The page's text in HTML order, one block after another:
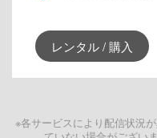
レンタル / 購入
※各サービスにより配信状況